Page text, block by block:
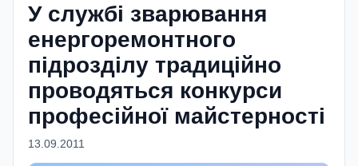
У службі зварювання
енергоремонтного
підрозділу традиційно
проводяться конкурси
професійної майстерності
13.09.2011